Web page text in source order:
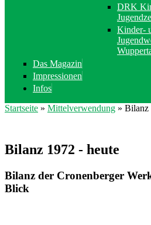
DRK
Kinder-
Das Magazin
Impressionen
Infos
Startseite » Mittelverwendung » Bilanz
Bilanz 1972 - heute
Bilanz der Cronenberger
Blick